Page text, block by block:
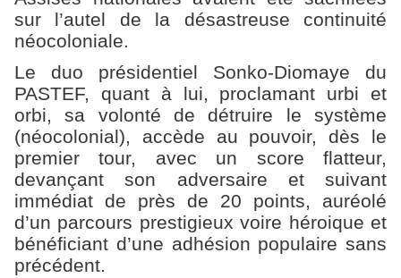
sur l’autel de la désastreuse continuité
néocoloniale.
Le duo présidentiel Sonko-Diomaye du
PASTEF, quant à lui, proclamant urbi et
orbi, sa volonté de détruire le système
(néocolonial), accède au pouvoir, dès le
premier tour, avec un score flatteur,
devançant son adversaire et suivant
immédiat de près de 20 points, auréolé
d’un parcours prestigieux voire héroique et
bénéficiant d’une adhésion populaire sans
précédent.